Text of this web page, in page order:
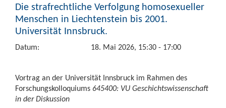
Die strafrechtliche Verfolgung homosexueller
Menschen in Liechtenstein bis 2001.
Universität Innsbruck.
Datum: 18. Mai 2026, 15:30 - 17:00
Vortrag an der Universität Innsbruck im Rahmen des
Forschungskolloquiums 645400: VU Geschichtswissenschaft
in der Diskussion